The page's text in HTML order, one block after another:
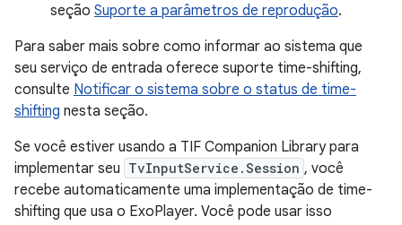
seção Suporte a parâmetros de reprodução.
Para saber mais sobre como informar ao sistema que
seu serviço de entrada oferece suporte time-shifting,
consulte Notificar o sistema sobre o status de time-
shifting nesta seção.
Se você estiver usando a TIF Companion Library para
implementar seu TvInputService.Session , você
recebe automaticamente uma implementação de time-
shifting que usa o ExoPlayer. Você pode usar isso